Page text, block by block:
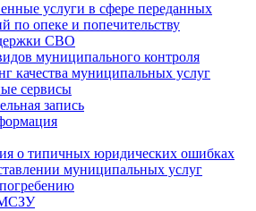
услуги в сфере переданных
по опеке и попечительству
СВО
муниципального контроля
качества муниципальных услуг
сервисы
запись
о типичных юридических ошибках
муниципальных услуг